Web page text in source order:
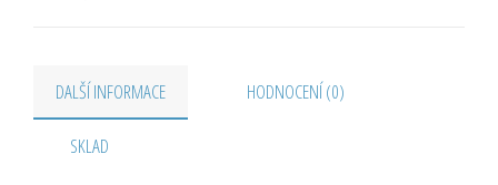
DALŠÍ INFORMACE HODNOCENÍ (0)
SKLAD